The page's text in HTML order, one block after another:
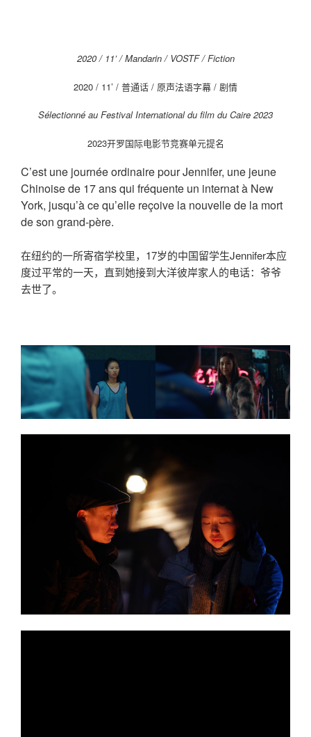
2020 / 11’ / Mandarin / VOSTF / Fiction
2020 / 11’ / 普通话 / 原声法语字幕 / 剧情
Sélectionné au Festival International du film du Caire 2023
2023开罗国际电影节竞赛单元提名
C’est une journée ordinaire pour Jennifer, une jeune
Chinoise de 17 ans qui fréquente un internat à New
York, jusqu’à ce qu’elle reçoive la nouvelle de la mort
de son grand-père.
在纽约的一所寄宿学校里，17岁的中国留学生Jennifer本应
度过平常的一天，直到她接到大洋彼岸家人的电话：爷爷
去世了。